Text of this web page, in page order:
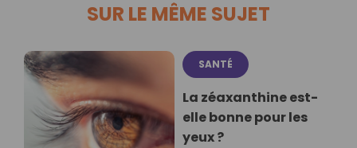
SUR LE MÊME SUJET
SANTÉ
La zéaxanthine est-
elle bonne pour les
yeux ?